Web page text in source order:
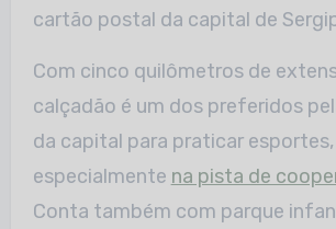
cartão postal da capital de
Com cinco quilômetros de
calçadão é um dos preferidos
da capital para praticar esportes,
especialmente na pista de
Conta também com parque